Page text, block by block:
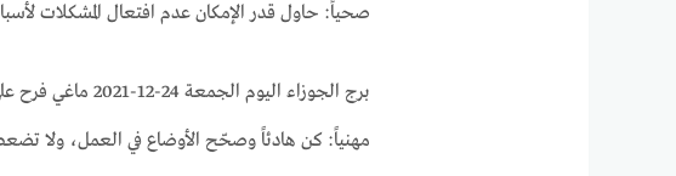
صحياً: حاول قدر الإمكان عدم افتعال المشكلات
برج الجوزاء اليوم الجمعة 24-12-2021 ماغي فرح على الصعيد المهني و العاطفي والصحي
مهنياً: كن هادئاً وصحّح الأوضاع في العمل، ولا